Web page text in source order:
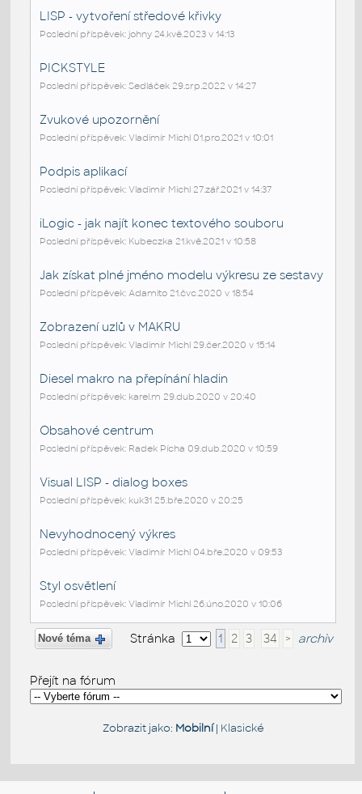
LISP - vytvoření středové křivky
Poslední příspěvek: johny 24.kvě.2023 v 14:13
PICKSTYLE
Poslední příspěvek: Sedláček 29.srp.2022 v 14:27
Zvukové upozornění
Poslední příspěvek: Vladimír Michl 01.pro.2021 v 10:01
Podpis aplikací
Poslední příspěvek: Vladimír Michl 27.zář.2021 v 14:37
iLogic - jak najít konec textového souboru
Poslední příspěvek: Kubeczka 21.kvě.2021 v 10:58
Jak získat plné jméno modelu výkresu ze sestavy
Poslední příspěvek: Adamito 21.čvc.2020 v 18:54
Zobrazení uzlů v MAKRU
Poslední příspěvek: Vladimír Michl 29.čer.2020 v 15:14
Diesel makro na přepínání hladin
Poslední příspěvek: karel.m 29.dub.2020 v 20:40
Obsahové centrum
Poslední příspěvek: Radek Pícha 09.dub.2020 v 10:59
Visual LISP - dialog boxes
Poslední příspěvek: kuk31 25.bře.2020 v 20:25
Nevyhodnocený výkres
Poslední příspěvek: Vladimír Michl 04.bře.2020 v 09:53
Styl osvětlení
Poslední příspěvek: Vladimír Michl 26.úno.2020 v 10:06
Nové téma Stránka 1 2 3 34 > archiv
Přejít na fórum
Zobrazit jako: Mobilní| Klasické